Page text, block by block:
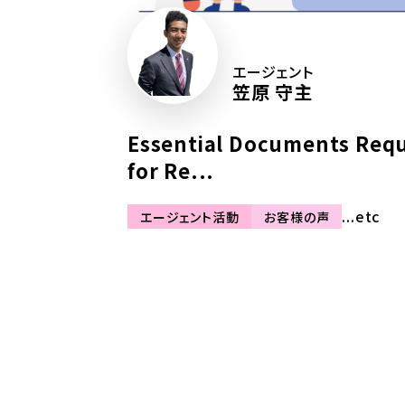
エージェント
笠原 守主
Essential Documents
for Re...
エージェント活動 お客様の声 ...etc